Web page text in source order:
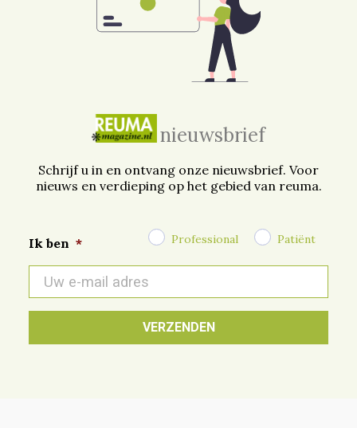
nieuwsbrief
Schrijf u in en ontvang onze nieuwsbrief. Voor
nieuws en verdieping op het gebied van reuma.
Ik ben * Professional Patiënt
mail
*